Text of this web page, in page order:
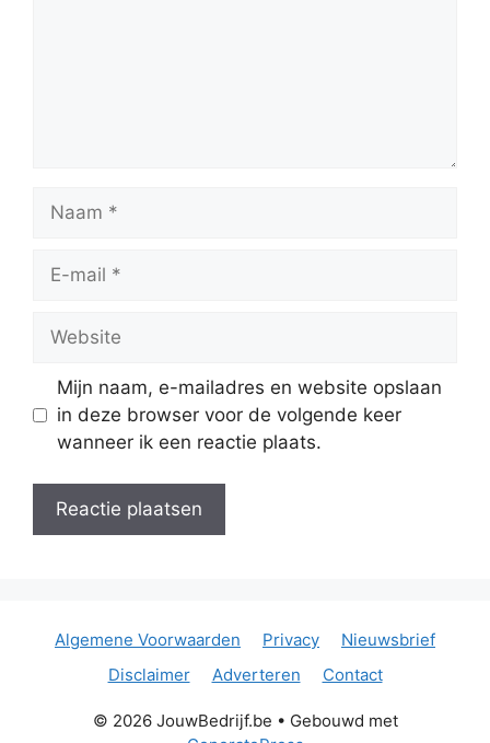
mail
Mijn naam, e-mailadres en website opslaan
in deze browser voor de volgende keer
wanneer ik een reactie plaats.
Algemene Voorwaarden Privacy
Nieuwsbrief
Disclaimer
Adverteren Contact
© 2026 JouwBedrijf.be • Gebouwd met